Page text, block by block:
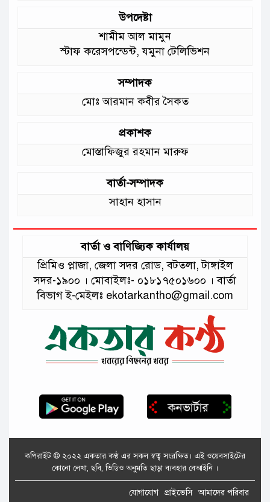
উপদেষ্টা
শামীম আল মামুন
স্টাফ করেসপন্ডেন্ট, যমুনা টেলিভিশন
সম্পাদক
মোঃ আরমান কবীর সৈকত
প্রকাশক
মোস্তাফিজুর রহমান মারুফ
বার্তা-সম্পাদক
সাহান হাসান
বার্তা ও বাণিজ্যিক কার্যালয়
প্রিমিও প্লাজা, জেলা সদর রোড, বটতলা, টাঙ্গাইল
সদর-১৯০০ । মোবাইলঃ- ০১৮১৭৫০১৬০০ । বার্তা
বিভাগ ই-মেইলঃ ekotarkantho@gmail.com
কপিরাইট © ২০২২ একতার কণ্ঠ এর সকল স্বত্ব সংরক্ষিত। এই ওয়েবসাইটের
কোনো লেখা, ছবি, ভিডিও অনুমতি ছাড়া ব্যবহার বেআইনি ।
আমাদের পরিবার
প্রাইভেসি
যোগাযোগ